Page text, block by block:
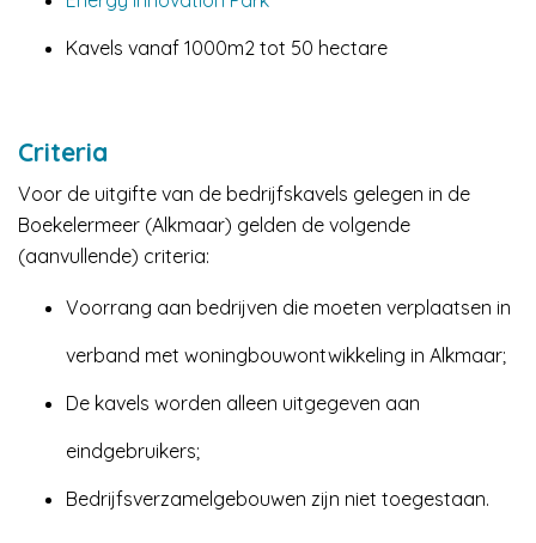
Kavels vanaf 1000m2 tot 50 hectare
Criteria
Voor de uitgifte van de bedrijfskavels gelegen in de
Boekelermeer (Alkmaar) gelden de volgende
(aanvullende) criteria:
Voorrang aan bedrijven die moeten verplaatsen in
verband met woningbouwontwikkeling in Alkmaar;
De kavels worden alleen uitgegeven aan
eindgebruikers;
Bedrijfsverzamelgebouwen zijn niet toegestaan.